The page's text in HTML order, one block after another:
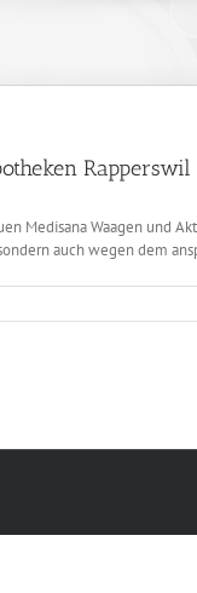
Rapperswil
Medisana Waagen und
auch wegen dem